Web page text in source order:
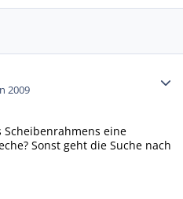
2009
eine
Sonst geht die Suche nach